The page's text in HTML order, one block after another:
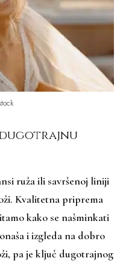
dugotrajnu
ruža ili savršenoj liniji
Kvalitetna priprema
kako se našminkati
i izgleda na dobro
pa je ključ dugotrajnog